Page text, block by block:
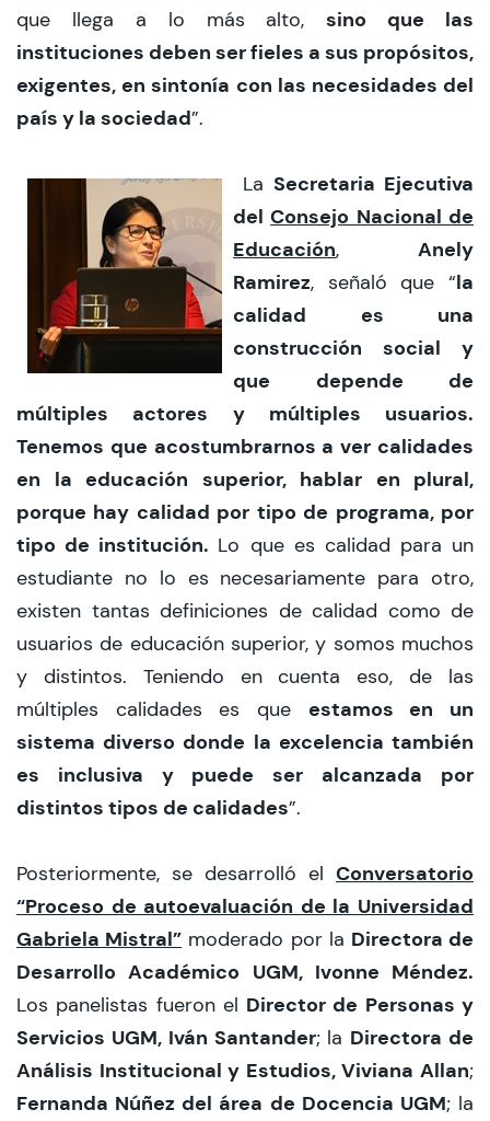
que llega a lo más alto,sino que las
instituciones deben ser fieles a sus propósitos,
exigentes, en sintonía con las necesidades del
país y la sociedad”.
La Secretaria Ejecutiva
delConsejo Nacional de
Educación, Anely
Ramirez, señaló que “la
calidad es una
construcción social y
que depende de
múltiples actores y múltiples usuarios.
Tenemos que acostumbrarnos a ver calidades
en la educación superior, hablar en plural,
porque hay calidad por tipo de programa, por
tipo de institución. Lo que es calidad para un
estudiante no lo es necesariamente para otro,
existen tantas definiciones de calidad como de
usuarios de educación superior, y somos muchos
y distintos. Teniendo en cuenta eso, de las
múltiples calidades es que estamos en un
sistema diverso donde la excelencia también
es inclusiva y puede ser alcanzada por
distintos tipos de calidades”.
Posteriormente, se desarrolló el Conversatorio
“Proceso de autoevaluación de la Universidad
Gabriela Mistral” moderado por la Directora de
Desarrollo Académico UGM, Ivonne Méndez.
Los panelistas fueron el Director de Personas y
Servicios UGM, Iván Santander; la Directora de
Análisis Institucional y Estudios, Viviana Allan;
Fernanda Núñez del área de Docencia UGM; la